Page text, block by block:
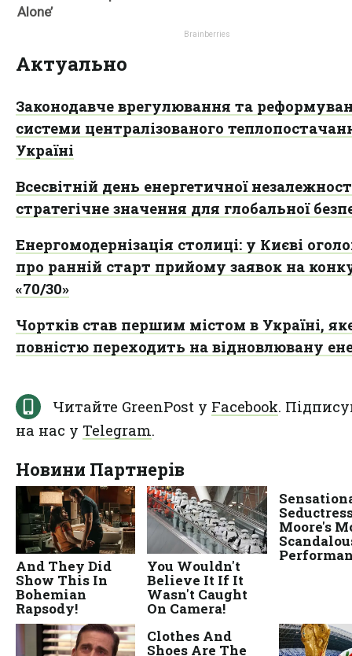
Актуально
Законодавче врегулювання та
системи централізованого
Україні
Всесвітній день енергетичної
стратегічне значення для глобальної
Енергомодернізація столиці: у Києві
про ранній старт прийому заявок на
«70/30»
Чортків став першим містом в Україні,
повністю переходить на відновлювану
Читайте GreenPost у Facebook.
на нас у Telegram.